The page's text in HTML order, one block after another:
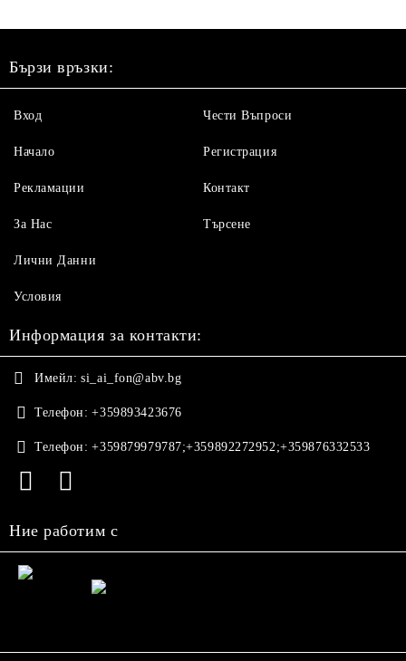
Бързи връзки:
Вход
Начало
Рекламации
За Нас
Чести Въпроси
Регистрация
Контакт
Търсене
Лични Данни
Условия
Информация за контакти:
Имейл: si_ai_fon@abv.bg
Телефон: +359893423676
Телефон: +359879979787;+359892272952;+359876332533
Ние работим с